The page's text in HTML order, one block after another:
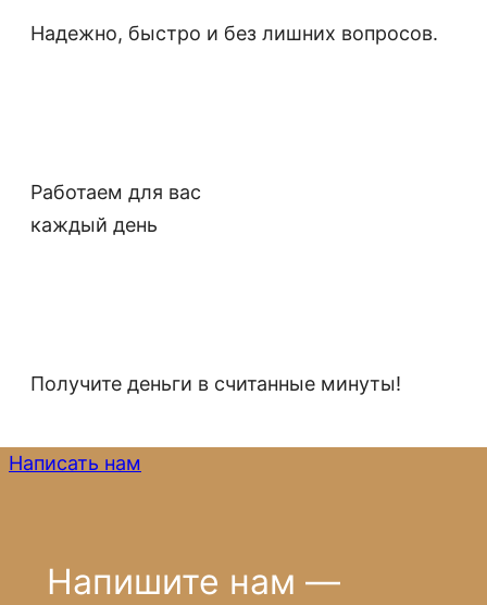
Надежно, быстро и без лишних вопросов.
Работаем для вас
каждый день
Получите деньги в считанные минуты!
Написать нам
Напишите нам —